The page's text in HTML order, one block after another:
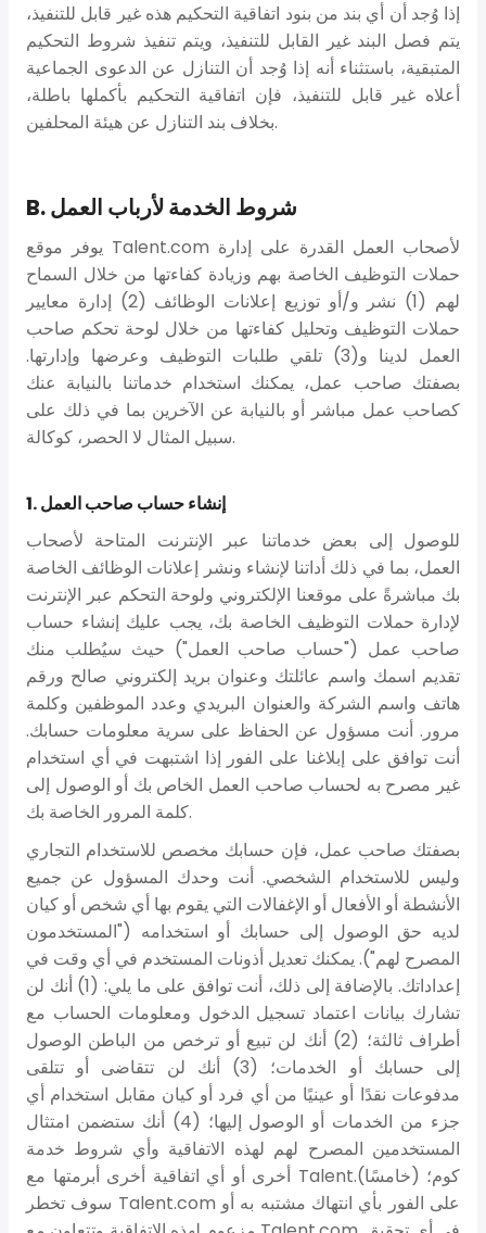
إذا وُجد أن أي بند من بنود اتفاقية التحكيم هذه غير قابل للتنفيذ،
يتم فصل البند غير القابل للتنفيذ، ويتم تنفيذ شروط التحكيم
المتبقية، باستثناء أنه إذا وُجد أن التنازل عن الدعوى الجماعية
أعلاه غير قابل للتنفيذ، فإن اتفاقية التحكيم بأكملها باطلة،
بخلاف بند التنازل عن هيئة المحلفين.
B. شروط الخدمة لأرباب العمل
يوفر موقع Talent.com لأصحاب العمل القدرة على إدارة
حملات التوظيف الخاصة بهم وزيادة كفاءتها من خلال السماح
لهم (1) نشر و/أو توزيع إعلانات الوظائف (2) إدارة معايير
حملات التوظيف وتحليل كفاءتها من خلال لوحة تحكم صاحب
العمل لدينا و(3) تلقي طلبات التوظيف وعرضها وإدارتها.
بصفتك صاحب عمل، يمكنك استخدام خدماتنا بالنيابة عنك
كصاحب عمل مباشر أو بالنيابة عن الآخرين بما في ذلك على
سبيل المثال لا الحصر، كوكالة.
1. إنشاء حساب صاحب العمل
للوصول إلى بعض خدماتنا عبر الإنترنت المتاحة لأصحاب
العمل، بما في ذلك أداتنا لإنشاء ونشر إعلانات الوظائف الخاصة
بك مباشرةً على موقعنا الإلكتروني ولوحة التحكم عبر الإنترنت
لإدارة حملات التوظيف الخاصة بك، يجب عليك إنشاء حساب
صاحب عمل ("حساب صاحب العمل") حيث سيُطلب منك
تقديم اسمك واسم عائلتك وعنوان بريد إلكتروني صالح ورقم
هاتف واسم الشركة والعنوان البريدي وعدد الموظفين وكلمة
مرور. أنت مسؤول عن الحفاظ على سرية معلومات حسابك.
أنت توافق على إبلاغنا على الفور إذا اشتبهت في أي استخدام
غير مصرح به لحساب صاحب العمل الخاص بك أو الوصول إلى
كلمة المرور الخاصة بك.
بصفتك صاحب عمل، فإن حسابك مخصص للاستخدام التجاري
وليس للاستخدام الشخصي. أنت وحدك المسؤول عن جميع
الأنشطة أو الأفعال أو الإغفالات التي يقوم بها أي شخص أو كيان
لديه حق الوصول إلى حسابك أو استخدامه ("المستخدمون
المصرح لهم"). يمكنك تعديل أذونات المستخدم في أي وقت في
إعداداتك. بالإضافة إلى ذلك، أنت توافق على ما يلي: (1) أنك لن
تشارك بيانات اعتماد تسجيل الدخول ومعلومات الحساب مع
أطراف ثالثة؛ (2) أنك لن تبيع أو ترخص من الباطن الوصول
إلى حسابك أو الخدمات؛ (3) أنك لن تتقاضى أو تتلقى
مدفوعات نقدًا أو عينيًا من أي فرد أو كيان مقابل استخدام أي
جزء من الخدمات أو الوصول إليها؛ (4) أنك ستضمن امتثال
المستخدمين المصرح لهم لهذه الاتفاقية وأي شروط خدمة
أخرى أو أي اتفاقية أخرى أبرمتها مع Talent.كوم؛ (خامسًا)
سوف تخطر Talent.com على الفور بأي انتهاك مشتبه به أو